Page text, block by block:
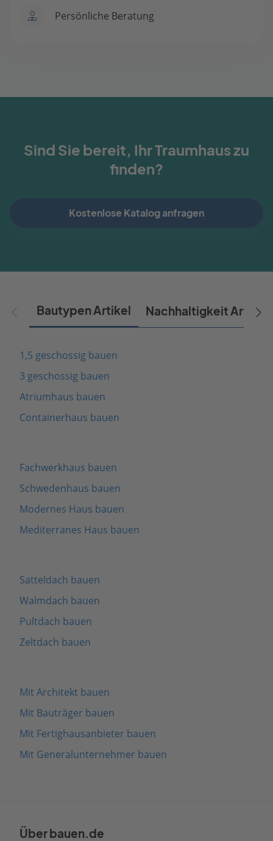
Persönliche Beratung
Sind Sie bereit, Ihr Traumhaus zu
finden?
Kostenlose Katalog anfragen
Bautypen Artikel Nachhaltigkeit Artikel
1,5 geschossig bauen
3 geschossig bauen
Atriumhaus bauen
Containerhaus bauen
Fachwerkhaus bauen
Schwedenhaus bauen
Modernes Haus bauen
Mediterranes Haus bauen
Satteldach bauen
Walmdach bauen
Pultdach bauen
Zeltdach bauen
Mit Architekt bauen
Mit Bauträger bauen
Mit Fertighausanbieter bauen
Mit Generalunternehmer bauen
Über bauen.de